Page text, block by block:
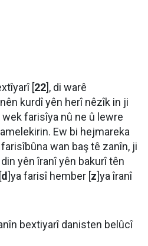
[22], di warê
kurdî yên herî nêzîk in ji
farisîya nû ne û lewre
Ew bi hejmareka
wan baş tê zanîn, ji
yên îranî yên bakurî tên
d]ya farisî hember [z]ya îranî
bextiyarî danisten belûcî